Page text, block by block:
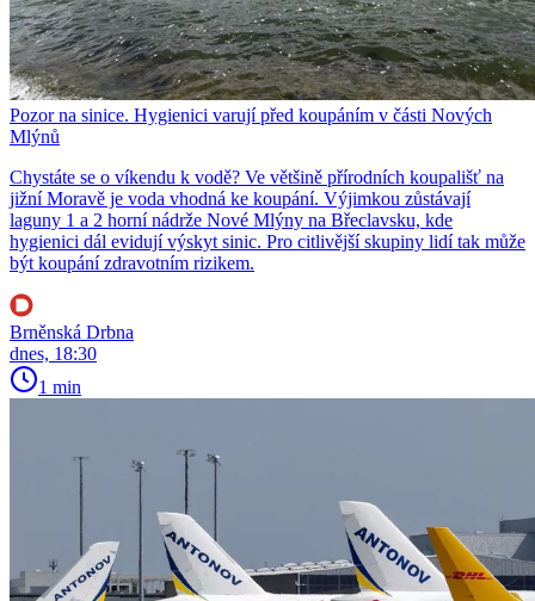
Pozor na sinice. Hygienici varují před koupáním v části Nových
Mlýnů
Chystáte se o víkendu k vodě? Ve většině přírodních koupališť na
jižní Moravě je voda vhodná ke koupání. Výjimkou zůstávají
laguny 1 a 2 horní nádrže Nové Mlýny na Břeclavsku, kde
hygienici dál evidují výskyt sinic. Pro citlivější skupiny lidí tak může
být koupání zdravotním rizikem.
Brněnská Drbna
dnes, 18:30
1 min